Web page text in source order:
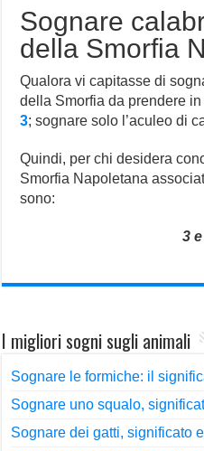
Sognare
della Smorfia
Qualora vi capitasse di
della Smorfia da prendere
3; sognare solo l’aculeo di
Quindi, per chi desidera
Smorfia Napoletana
sono:
3
I migliori sogni sugli animali
Sognare le formiche: il
Sognare uno squalo,
Sognare dei gatti, significato